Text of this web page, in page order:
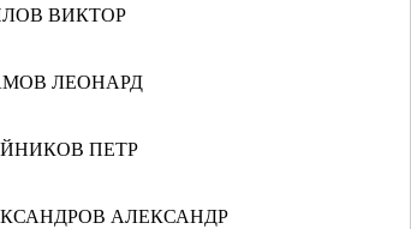
ВИКТОР
ЛЕОНАРД
ПЕТР
АЛЕКСАНДР